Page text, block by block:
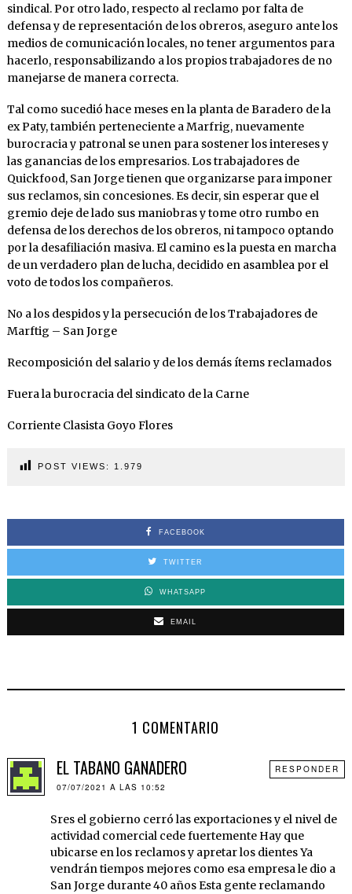
sindical. Por otro lado, respecto al reclamo por falta de
defensa y de representación de los obreros, aseguro ante los
medios de comunicación locales, no tener argumentos para
hacerlo, responsabilizando a los propios trabajadores de no
manejarse de manera correcta.
Tal como sucedió hace meses en la planta de Baradero de la
ex Paty, también perteneciente a Marfrig, nuevamente
burocracia y patronal se unen para sostener los intereses y
las ganancias de los empresarios. Los trabajadores de
Quickfood, San Jorge tienen que organizarse para imponer
sus reclamos, sin concesiones. Es decir, sin esperar que el
gremio deje de lado sus maniobras y tome otro rumbo en
defensa de los derechos de los obreros, ni tampoco optando
por la desafiliación masiva. El camino es la puesta en marcha
de un verdadero plan de lucha, decidido en asamblea por el
voto de todos los compañeros.
No a los despidos y la persecución de los Trabajadores de
Marftig – San Jorge
Recomposición del salario y de los demás ítems reclamados
Fuera la burocracia del sindicato de la Carne
Corriente Clasista Goyo Flores
POST VIEWS: 1.979
FACEBOOK
TWITTER
WHATSAPP
EMAIL
1 COMENTARIO
EL TABANO GANADERO
07/07/2021 A LAS 10:52
Sres el gobierno cerró las exportaciones y el nivel de
actividad comercial cede fuertemente Hay que
ubicarse en los reclamos y apretar los dientes Ya
vendrán tiempos mejores como esa empresa le dio a
San Jorge durante 40 años Esta gente reclamando
RESPONDER